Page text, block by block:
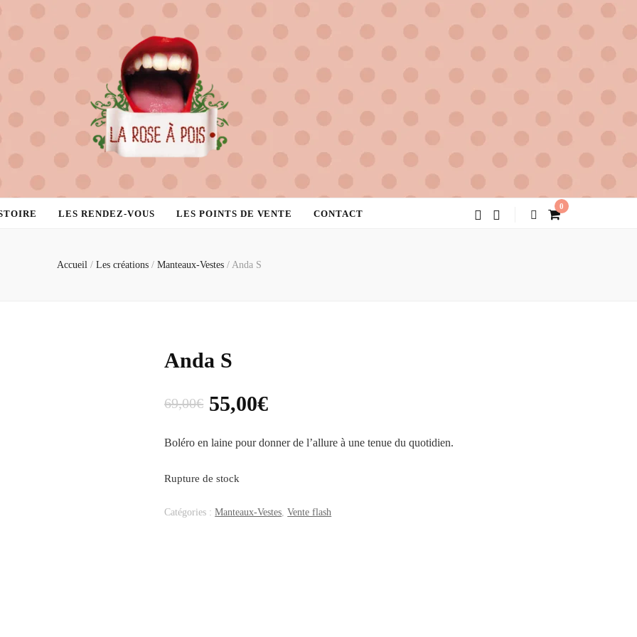
LES RENDEZ-VOUS LES POINTS DE VENTE CONTACT
0
Accueil / Les créations / Manteaux-Vestes / Anda S
Anda S
69,00€ 55,00€
Boléro en laine pour donner de l’allure à une tenue du quotidien.
Rupture de stock
Catégories :Manteaux-Vestes,Vente flash